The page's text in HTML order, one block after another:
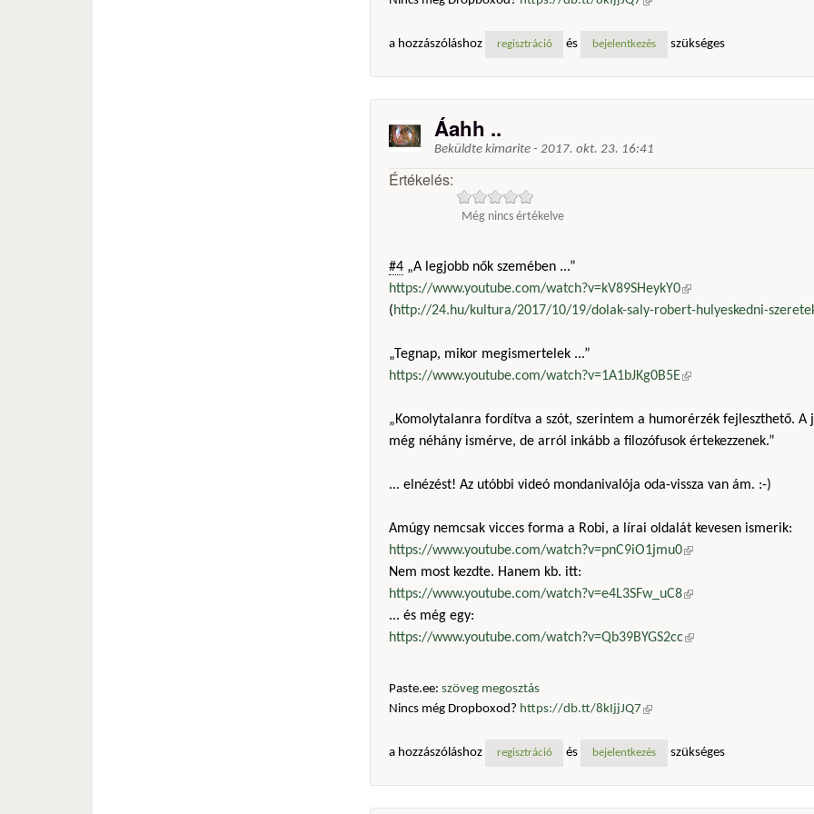
a hozzászóláshoz regisztráció és bejelentkezés szükséges
Áahh ..
Beküldte kimarite - 2017. okt. 23. 16:41
Értékelés:
Még nincs értékelve
#4 „A legjobb nők szemében ...”
https://www.youtube.com/watch?v=kV89SHeykY0(külső hivatkozás)
(http://24.hu/kultura/2017/10/19/dolak-saly-robert-hulyeskedni-
„Tegnap, mikor megismertelek ...”
https://www.youtube.com/watch?v=1A1bJKg0B5E(külső hivatkozás)
„Komolytalanra fordítva a szót, szerintem a humorérzék fejleszthető. A
még néhány ismérve, de arról inkább a filozófusok értekezzenek.”
... elnézést! Az utóbbi videó mondanivalója oda-vissza van ám. :-)
Amúgy nemcsak vicces forma a Robi, a lírai oldalát kevesen ismerik:
https://www.youtube.com/watch?v=pnC9iO1jmu0(külső hivatkozás)
Nem most kezdte. Hanem kb. itt:
https://www.youtube.com/watch?v=e4L3SFw_uC8(külső hivatkozás)
... és még egy:
https://www.youtube.com/watch?v=Qb39BYGS2cc(külső hivatkozás)
Paste.ee: szöveg megosztás
Nincs még Dropboxod? https://db.tt/8kIjjJQ7 (külső hivatkozás)
a hozzászóláshoz regisztráció és bejelentkezés szükséges